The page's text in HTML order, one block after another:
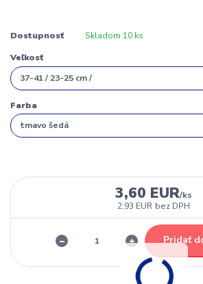
Dostupnosť Skladom 10 ks
Veľkosť
Farba
3,60 EUR/ks
2,93 EUR bez DPH
Pridať